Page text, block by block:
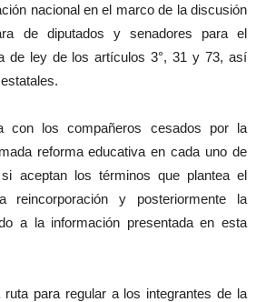
nacional en el marco de la discusión
de diputados y senadores para el
de ley de los artículos 3°, 31 y 73, así
con los compañeros cesados por la
reforma educativa en cada uno de
aceptan los términos que plantea el
reincorporación y posteriormente la
a la información presentada en esta
para regular a los integrantes de la